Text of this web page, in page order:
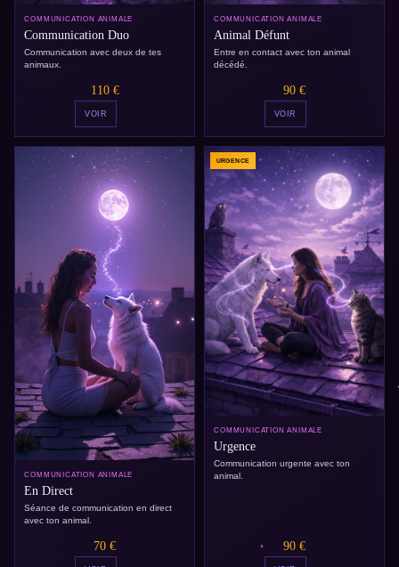
COMMUNICATION ANIMALE
Communication Duo
Communication avec deux de tes
animaux.
110 €
VOIR
COMMUNICATION ANIMALE
Animal Défunt
Entre en contact avec ton animal
décédé.
90 €
VOIR
COMMUNICATION ANIMALE
En Direct
Séance de communication en direct
avec ton animal.
70 €
URGENCE
COMMUNICATION ANIMALE
Urgence
Communication urgente avec ton
animal.
90 €